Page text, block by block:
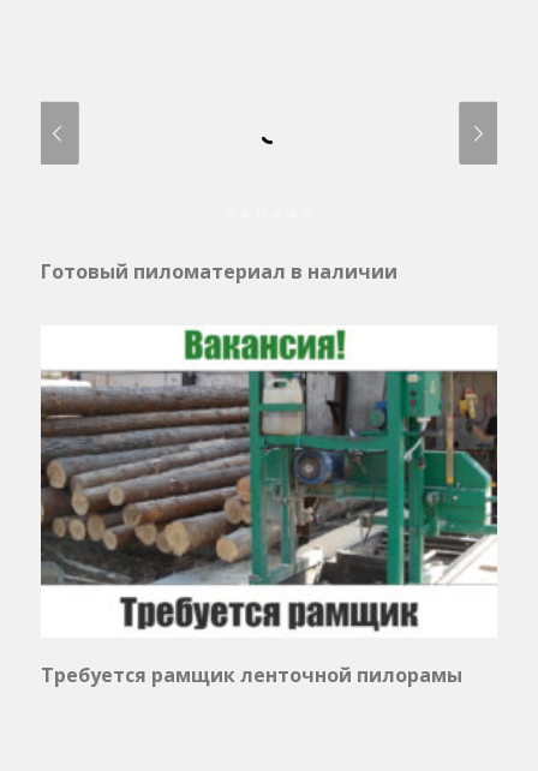
Готовый пиломатериал в наличии
Требуется рамщик ленточной пилорамы